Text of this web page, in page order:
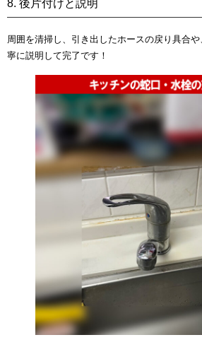
8. 後片付けと説明
周囲を清掃し、引き出したホースの戻り具合
寧に説明して完了です！